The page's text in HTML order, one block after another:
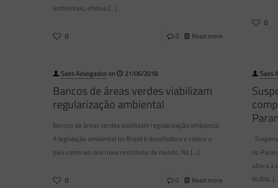
ambientais, efetiva […]
0 0 Read more
0
Saes Advogadoson 21/06/2018
Bancos de áreas verdes viabilizam
regularização ambiental
Bancos de áreas verdes viabilizam regularização ambiental
A legislação ambiental no Brasil é desafiadora e coloca o
país como um dos mais restritivos do mundo. No […]
0 0 Read more
Saes
no
altera a
RURAL